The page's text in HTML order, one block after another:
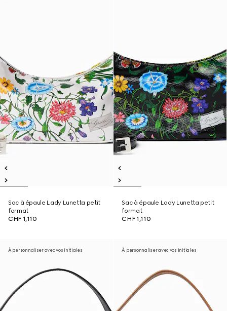
Sac à épaule Lady Lunetta petit
format
CHF 1,110
Sac à épaule Lady Lunetta petit
format
CHF 1,110
À personnaliser avec vos initiales À personnaliser avec vos initiales